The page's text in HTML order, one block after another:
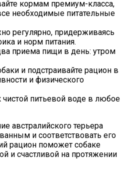
кормам премиум-класса,
необходимые питательные
регулярно, придерживаясь
и норм питания.
приема пищи в день: утром
и подстраивайте рацион в
и физического
чистой питьевой воде в любое
австралийского терьера
и соответствовать его
рацион поможет собаке
и счастливой на протяжении